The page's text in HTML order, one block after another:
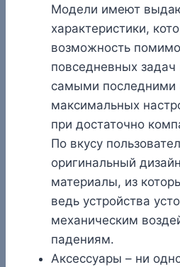
Модели имеют
характеристики,
возможность
повседневных задач
самыми последними
максимальных
при достаточно
По вкусу
оригинальный
материалы, из
ведь устройства
механическим
падениям.
Аксессуары – ни